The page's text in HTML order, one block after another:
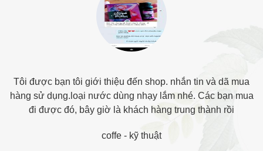
Tôi được bạn tôi giới thiệu đến shop. nhắn tin và dã mua
hàng sử dụng.loại nước dùng nhạy lắm nhé. Các bạn mua
đi được đó, bây giờ là khách hàng trung thành rồi
coffe - kỹ thuật